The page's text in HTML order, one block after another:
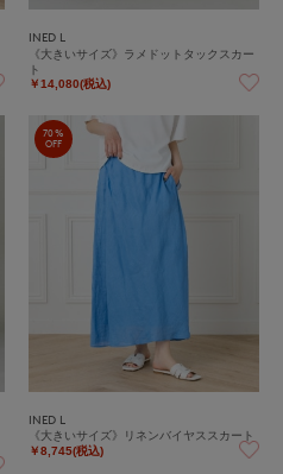
INED L
《大きいサイズ》ラメドットタックスカー
ト
￥14,080(税込)
70%
OFF
INED L
《大きいサイズ》リネンバイヤススカート
￥8,745(税込)